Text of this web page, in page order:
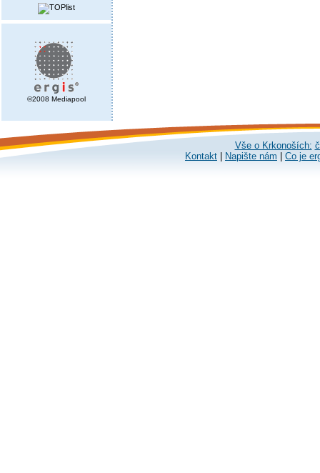
©2008 Mediapool
Vše o Krkonoších:
Kontakt
Napište nám Co je